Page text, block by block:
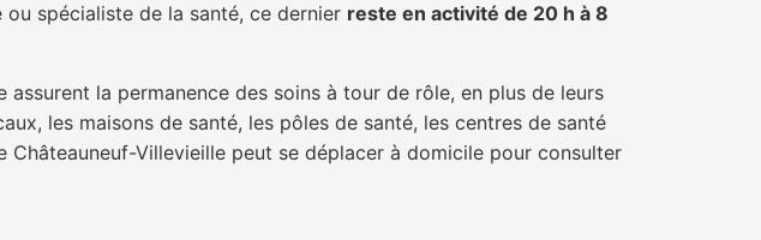
spécialiste de la santé, ce dernier reste en activité de 20 h à 8
la permanence des soins à tour de rôle, en plus de leurs
les maisons de santé, les pôles de santé, les centres de santé
Villevieille peut se déplacer à domicile pour consulter